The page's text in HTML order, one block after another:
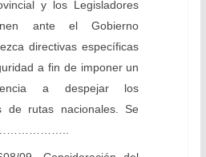
y los Legisladores
ante el Gobierno
directivas específicas
a fin de imponer un
a despejar los
de rutas nacionales. Se